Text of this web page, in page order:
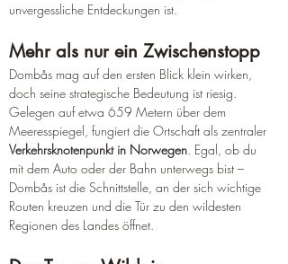
unvergessliche Entdeckungen ist.
Mehr als nur ein Zwischenstopp
Dombås mag auf den ersten Blick klein wirken,
doch seine strategische Bedeutung ist riesig.
Gelegen auf etwa 659 Metern über dem
Meeresspiegel, fungiert die Ortschaft als zentraler
Verkehrsknotenpunkt in Norwegen. Egal, ob du
mit dem Auto oder der Bahn unterwegs bist –
Dombås ist die Schnittstelle, an der sich wichtige
Routen kreuzen und die Tür zu den wildesten
Regionen des Landes öffnet.